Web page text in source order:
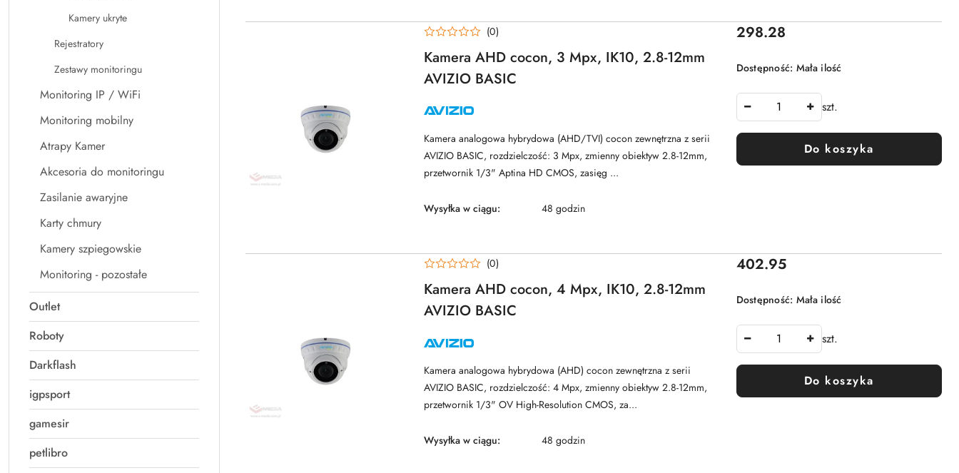
Kamery ukryte
Rejestratory
Zestawy monitoringu
Monitoring IP / WiFi
Monitoring mobilny
Atrapy Kamer
Akcesoria do monitoringu
Zasilanie awaryjne
Karty chmury
Kamery szpiegowskie
Monitoring - pozostałe
Outlet
Roboty
Darkflash
igpsport
gamesir
petlibro
Kamera AHD cocon, 3 Mpx, IK10, 2.8-12mm
AVIZIO BASIC
(0)
NAZWA
PRODUCENTA:
Kamera analogowa hybrydowa (AHD/TVI) cocon zewnętrzna z serii
AVIZIO BASIC, rozdzielczość: 3 Mpx, zmienny obiektyw 2.8-12mm,
przetwornik 1/3" Aptina HD CMOS, zasięg ...
Wysyłka w ciągu: 48 godzin
Cena:
298.28
Dostępność: Mała ilość
szt.
Do koszyka
Kamera AHD cocon, 4 Mpx, IK10, 2.8-12mm
AVIZIO BASIC
(0)
NAZWA
PRODUCENTA:
Kamera analogowa hybrydowa (AHD) cocon zewnętrzna z serii
AVIZIO BASIC, rozdzielczość: 4 Mpx, zmienny obiektyw 2.8-12mm,
przetwornik 1/3" OV High-Resolution CMOS, za...
Wysyłka w ciągu: 48 godzin
Cena:
402.95
Dostępność: Mała ilość
szt.
Do koszyka